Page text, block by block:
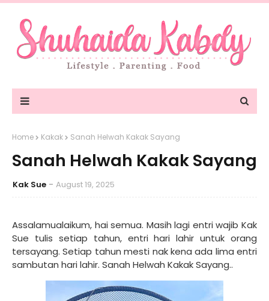
Home Kakak Sanah Helwah Kakak Sayang
Sanah Helwah Kakak Sayang
Kak Sue August 19, 2025
Assalamualaikum, hai semua. Masih lagi entri wajib Kak
Sue tulis setiap tahun, entri hari lahir untuk orang
tersayang. Setiap tahun mesti nak kena ada lima entri
sambutan hari lahir. Sanah Helwah Kakak Sayang..